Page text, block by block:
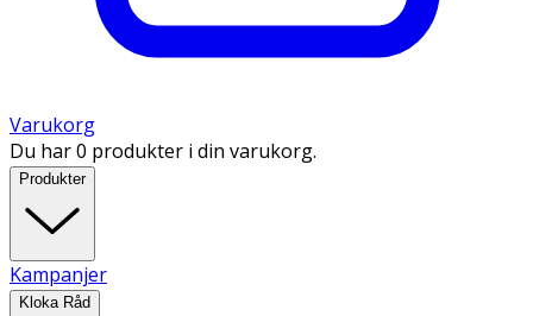
Varukorg
Du har 0 produkter i din varukorg.
Produkter
Kampanjer
Kloka Råd